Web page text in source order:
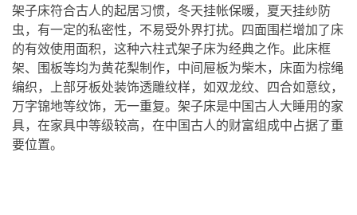
架子床符合古人的起居习惯，冬天挂帐保暖，夏天挂纱防
虫，有一定的私密性，不易受外界打扰。四面围栏增加了床
的有效使用面积，这种六柱式架子床为经典之作。此床框
架、围板等均为黄花梨制作，中间屉板为柴木，床面为棕绳
编织，上部牙板处装饰透雕纹样，如双龙纹、四合如意纹，
万字锦地等纹饰，无一重复。架子床是中国古人大睡用的家
具，在家具中等级较高，在中国古人的财富组成中占据了重
要位置。